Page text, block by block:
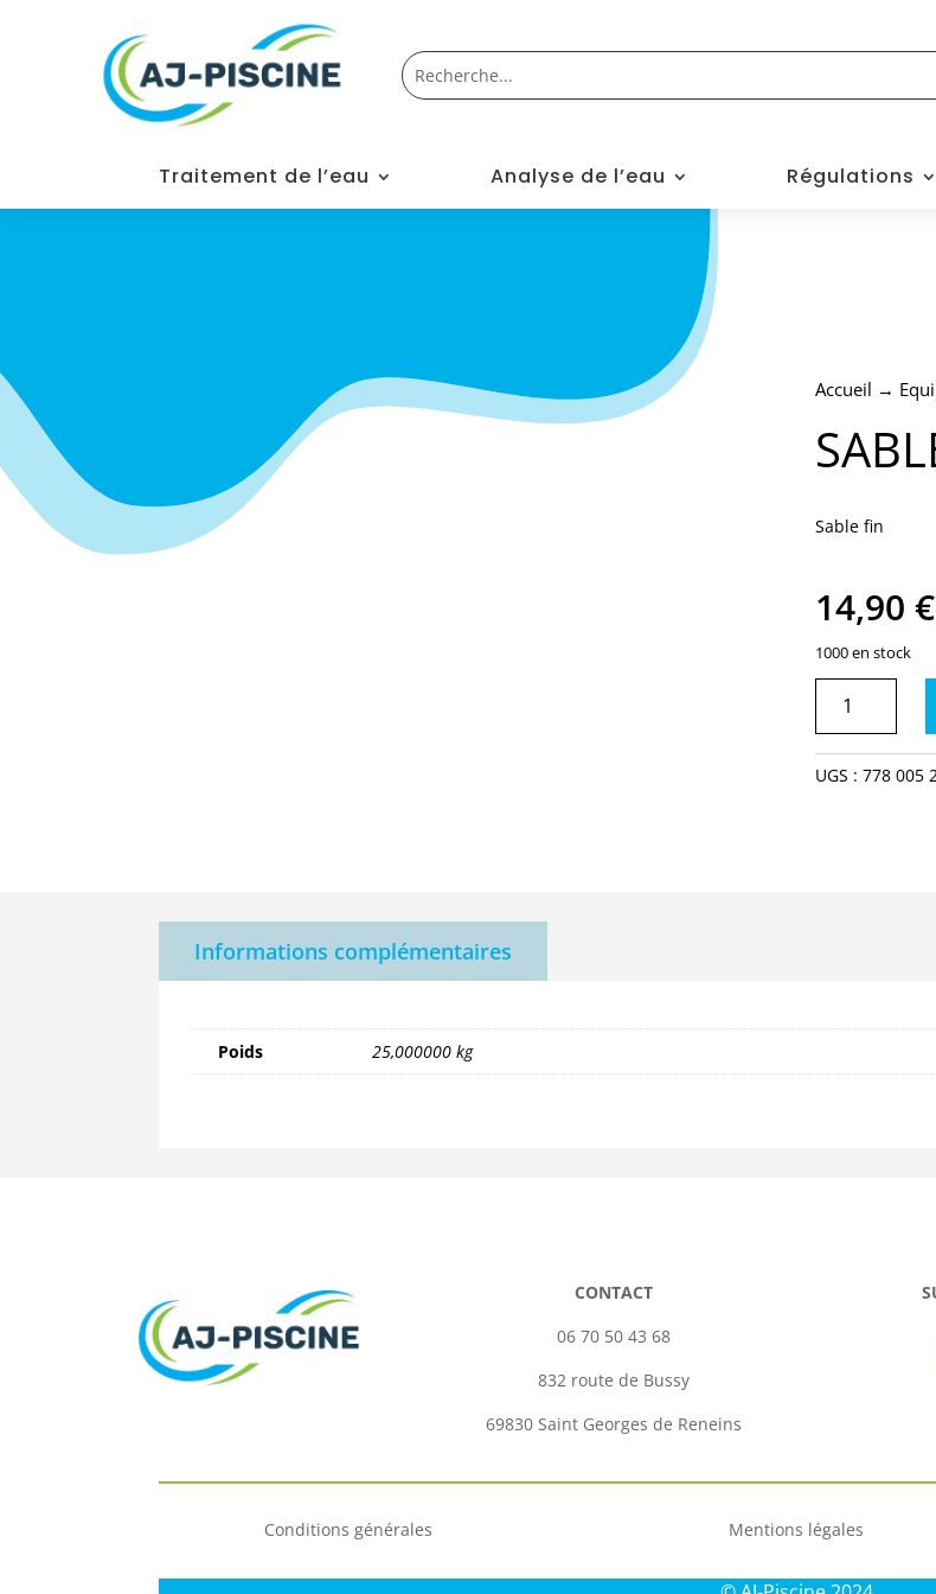
Traitement de l’eau Analyse de l’eau Régulations
Accueil →
Sable fin
14,90€
1000 en stock
fin
UGS :778 005
Informations complémentaires
Poids 25,000000 kg
CONTACT
06 70 50 43 68
832 route de Bussy
69830 Saint Georges de Reneins
Conditions générales Mentions légales